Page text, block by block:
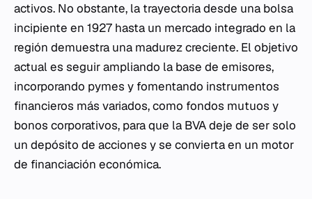
activos. No obstante, la trayectoria desde una bolsa
incipiente en 1927 hasta un mercado integrado en la
región demuestra una madurez creciente. El objetivo
actual es seguir ampliando la base de emisores,
incorporando pymes y fomentando instrumentos
financieros más variados, como fondos mutuos y
bonos corporativos, para que la BVA deje de ser solo
un depósito de acciones y se convierta en un motor
de financiación económica.